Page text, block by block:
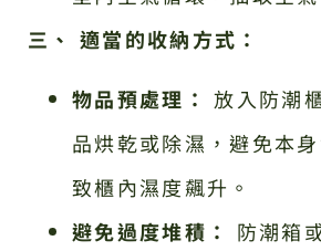
三、 適當的收納方式：
物品預處理： 放入防潮
品烘乾或除濕，避免本
致櫃內濕度飆升。
避免過度堆積：
防潮箱